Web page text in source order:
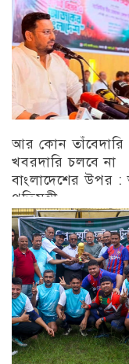
চট্টগ্রাম
আর কোন তাঁবেদারি
খবরদারি চলবে না
বাংলাদেশের উপর :
প্রতিমন্ত্রী
চট্টগ্রাম